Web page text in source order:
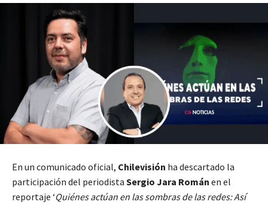
En un comunicado oficial, Chilevisión ha descartado la
participación del periodista Sergio Jara Román en el
reportaje ‘Quiénes actúan en las sombras de las redes: Así